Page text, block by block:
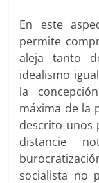
En este
permite
aleja tanto
idealismo
la
máxima de la
descrito unos
distancie
socialista no